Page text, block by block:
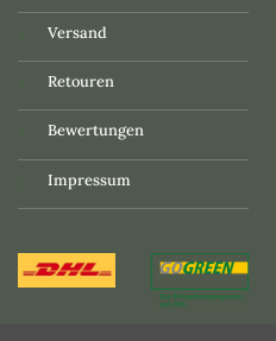
Versand
Retouren
Bewertungen
Impressum